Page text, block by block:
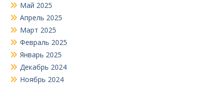
Май 2025
Апрель 2025
Март 2025
Февраль 2025
Январь 2025
Декабрь 2024
Ноябрь 2024